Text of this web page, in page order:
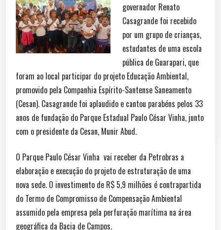
governador Renato
Casagrande foi recebido
por um grupo de crianças,
estudantes de uma escola
pública de Guarapari, que
foram ao local participar do projeto Educação Ambiental,
promovido pela Companhia Espírito-Santense Saneamento
(Cesan). Casagrande foi aplaudido e cantou parabéns pelos 33
anos de fundação do Parque Estadual Paulo César Vinha, junto
com o presidente da Cesan, Munir Abud.
O Parque Paulo César Vinha vai receber da Petrobras a
elaboração e execução do projeto de estruturação de uma
nova sede. O investimento de R$ 5,9 milhões é contrapartida
do Termo de Compromisso de Compensação Ambiental
assumido pela empresa pela perfuração marítima na área
geográfica da Bacia de Campos.